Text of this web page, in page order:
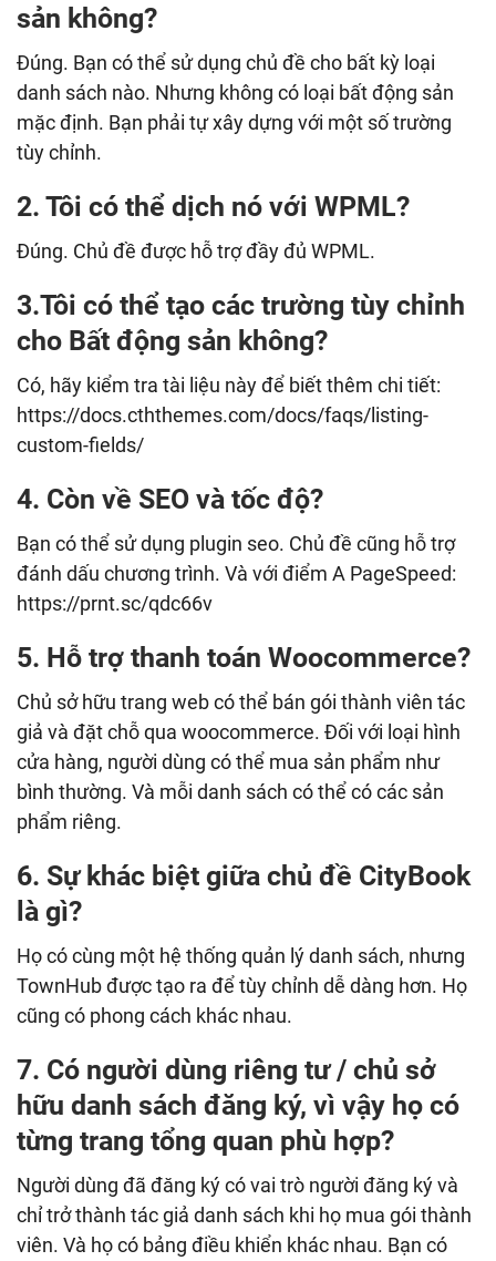
sản không?
Đúng. Bạn có thể sử dụng chủ đề cho bất kỳ loại
danh sách nào. Nhưng không có loại bất động sản
mặc định. Bạn phải tự xây dựng với một số trường
tùy chỉnh.
2. Tôi có thể dịch nó với WPML?
Đúng. Chủ đề được hỗ trợ đầy đủ WPML.
3.Tôi có thể tạo các trường tùy chỉnh
cho Bất động sản không?
Có, hãy kiểm tra tài liệu này để biết thêm chi tiết:
https://docs.cththemes.com/docs/faqs/listing-
custom-fields/
4. Còn về SEO và tốc độ?
Bạn có thể sử dụng plugin seo. Chủ đề cũng hỗ trợ
đánh dấu chương trình. Và với điểm A PageSpeed:
https://prnt.sc/qdc66v
5. Hỗ trợ thanh toán Woocommerce?
Chủ sở hữu trang web có thể bán gói thành viên tác
giả và đặt chỗ qua woocommerce. Đối với loại hình
cửa hàng, người dùng có thể mua sản phẩm như
bình thường. Và mỗi danh sách có thể có các sản
phẩm riêng.
6. Sự khác biệt giữa chủ đề CityBook
là gì?
Họ có cùng một hệ thống quản lý danh sách, nhưng
TownHub được tạo ra để tùy chỉnh dễ dàng hơn. Họ
cũng có phong cách khác nhau.
7. Có người dùng riêng tư / chủ sở
hữu danh sách đăng ký, vì vậy họ có
từng trang tổng quan phù hợp?
Người dùng đã đăng ký có vai trò người đăng ký và
chỉ trở thành tác giả danh sách khi họ mua gói thành
viên. Và họ có bảng điều khiển khác nhau. Bạn có